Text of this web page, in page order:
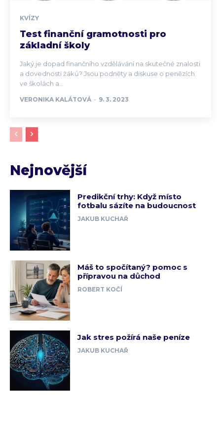
KVÍZY
Test finanční gramotnosti pro
základní školy
Jaký je dopad finančního vzdělávání na skutečné znalosti
a dovednosti žáků? Jsou podněty a diskuse o penězích
ve školách a...
VERONIKA KALÁTOVÁ - 9. 3. 2023
Nejnovější
Predikční trhy: Když místo
fotbalu sázíte na budoucnost
JAKUB KUCHAŘ
Máš to spočítaný? pomoc s
přípravou na důchod
ROBERT KOČÍ
Jak stres požírá naše peníze
JAKUB KUCHAŘ